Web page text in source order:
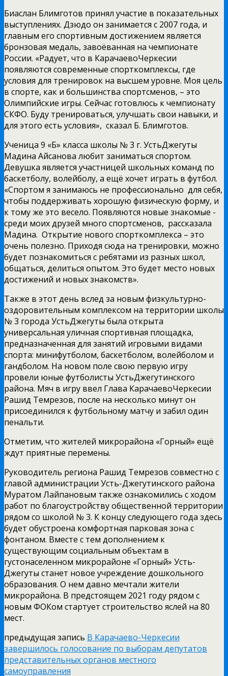
Биаслан Блимготов принял участие в показательных
выступлениях. Дзюдо он занимается с 2007 года, и
главным его спортивным достижением является
бронзовая медаль, завоёванная на чемпионате
России. «Радует, что в Карачаево­Черкесии
появляются современные спорткомплексы, где
условия для тренировок на высшем уровне. Моя цель
в спорте, как и большинства спортсменов, – это
Олимпийские игры. Сейчас готовлюсь к чемпионату
СКФО. Буду тренироваться, улучшать свои навыки, и
для этого есть условия», ­ сказал Б. Блимготов.
Ученица 9 «Б» класса школы № 3 г. Усть­Джегуты
Мадина Айсанова любит заниматься спортом.
Девушка является участницей школьных команд по
баскетболу, волейболу, а ещё хочет играть в футбол.
«Спортом я занимаюсь не профессионально ­ для себя,
чтобы поддерживать хорошую физическую форму, и
к тому же это весело. Появляются новые знакомые ­
среди моих друзей много спортсменов, ­ рассказала
Мадина. ­ Открытие нового спорткомплекса – это
очень полезно. Приходя сюда на тренировки, можно
будет познакомиться с ребятами из разных школ,
общаться, делиться опытом. Это будет место новых
достижений и новых знакомств».
Также в этот день вслед за новым физкультурно­
оздоровительным комплексом на территории школы
№ 3 города Усть­Джегуты была открыта
универсальная уличная спортивная площадка,
предназначенная для занятий игровыми видами
спорта: мини­футболом, баскетболом, волейболом и
гандболом. На новом поле свою первую игру
провели юные футболисты Усть­Джегутинского
района. Мяч в игру ввел Глава Карачаево­Черкесии
Рашид Темрезов, после на несколько минут он
присоединился к футбольному матчу и забил один
пенальти.
Отметим, что жителей микрорайона «Горный» ещё
ждут приятные перемены.
Руководитель региона Рашид Темрезов совместно с
главой администрации Усть­-Джегутинского района
Муратом Лайпановым также ознакомились с ходом
работ по благоустройству общественной территории
рядом со школой № 3. К концу следующего года здесь
будет обустроена комфортная парковая зона с
фонтаном. Вместе с тем дополнением к
существующим социальным объектам в
густонаселенном микрорайоне «Горный» Усть­-
Джегуты станет новое учреждение дошкольного
образования. О нем давно мечтали жители
микрорайона. В предстоящем 2021 году рядом с
новым ФОКом стартует строительство яслей на 80
мест.
предыдущая запись В Карачаево-Черкесии
завершилось голосование по выборам депутатов
представительных органов местного
самоуправления